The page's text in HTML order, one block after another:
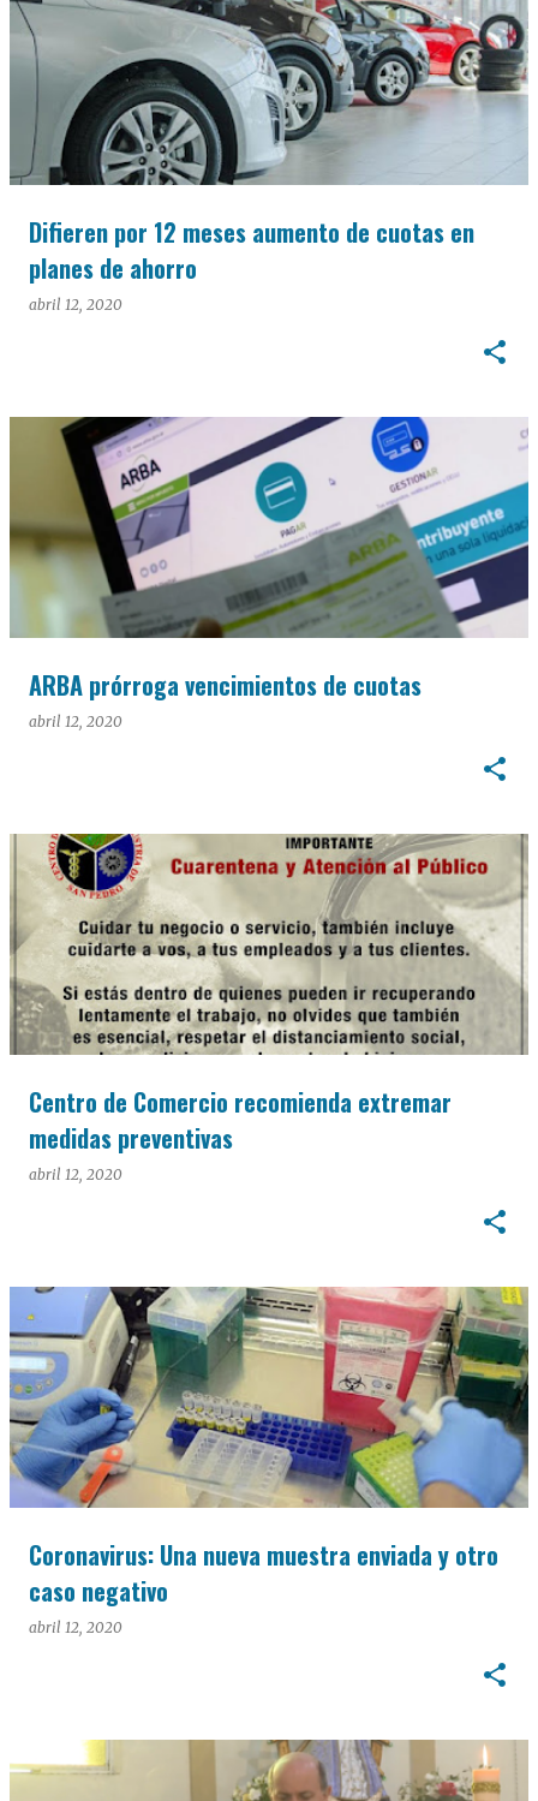
Difieren por 12 meses aumento de cuotas en
planes de ahorro
abril 12, 2020
ARBA prórroga vencimientos de cuotas
abril 12, 2020
Centro de Comercio recomienda extremar
medidas preventivas
abril 12, 2020
Coronavirus: Una nueva muestra enviada y otro
caso negativo
abril 12, 2020